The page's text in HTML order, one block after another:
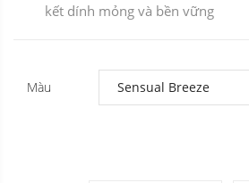
kết dính mỏng và bền vững
Màu